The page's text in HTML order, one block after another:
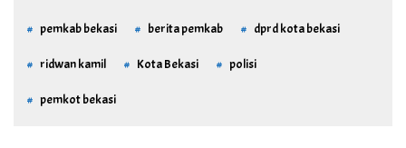
pemkab bekasi berita pemkab dprd kota bekasi
ridwan kamil Kota Bekasi polisi
pemkot bekasi